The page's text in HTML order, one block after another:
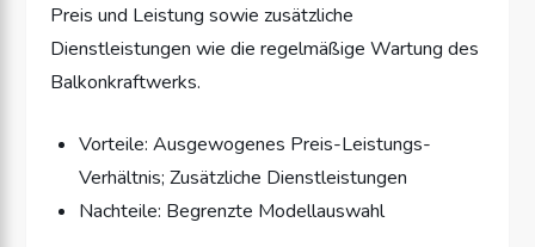
Preis und Leistung sowie zusätzliche
Dienstleistungen wie die regelmäßige Wartung des
Balkonkraftwerks.
Vorteile: Ausgewogenes Preis-Leistungs-
Verhältnis; Zusätzliche Dienstleistungen
Nachteile: Begrenzte Modellauswahl